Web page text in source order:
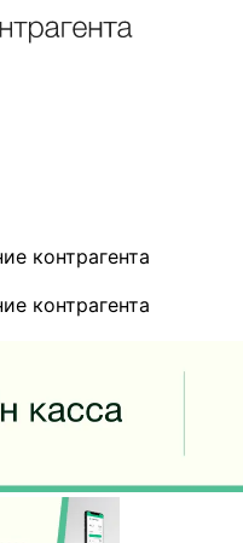
контрагента
контрагента